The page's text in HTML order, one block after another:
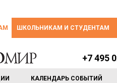
ШКОЛЬНИКАМ И СТУДЕНТАМ
КАЛЕНДАРЬ СОБЫТИЙ
+7 495